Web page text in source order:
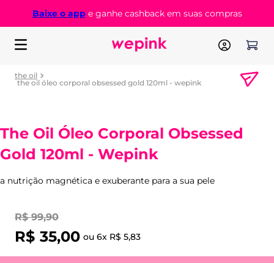
Baixe o appe ganhe cashback em suas compras
the oil
the oil óleo corporal obsessed gold 120ml - wepink
The Oil Óleo Corporal Obsessed
Gold 120ml - Wepink
a nutrição magnética e exuberante para a sua pele
R$ 99,90
R$ 35,00 ou 6x R$ 5,83